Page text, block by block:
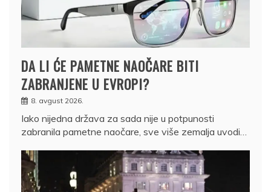
DA LI ĆE PAMETNE NAOČARE BITI
ZABRANJENE U EVROPI?
8. avgust 2026.
Iako nijedna država za sada nije u potpunosti
zabranila pametne naočare, sve više zemalja uvodi…